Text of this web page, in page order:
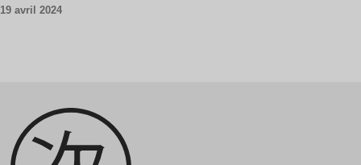
19 avril 2024